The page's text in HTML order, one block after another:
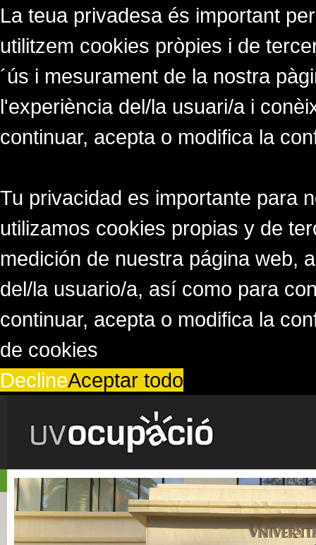
La teua privadesa és important
utilitzem cookies pròpies i de
´ús i mesurament de la nostra
l'experiència del/la usuari/a i
continuar, acepta o modifica la
Tu privacidad es importante para
utilizamos cookies propias y de
medición de nuestra página web,
del/la usuario/a, así como para
continuar, acepta o modifica la
de cookies
DeclineAceptar todo